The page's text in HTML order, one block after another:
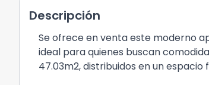
Descripción
Se ofrece en venta este moderno
ideal para quienes buscan
47.03m2, distribuidos en un espacio